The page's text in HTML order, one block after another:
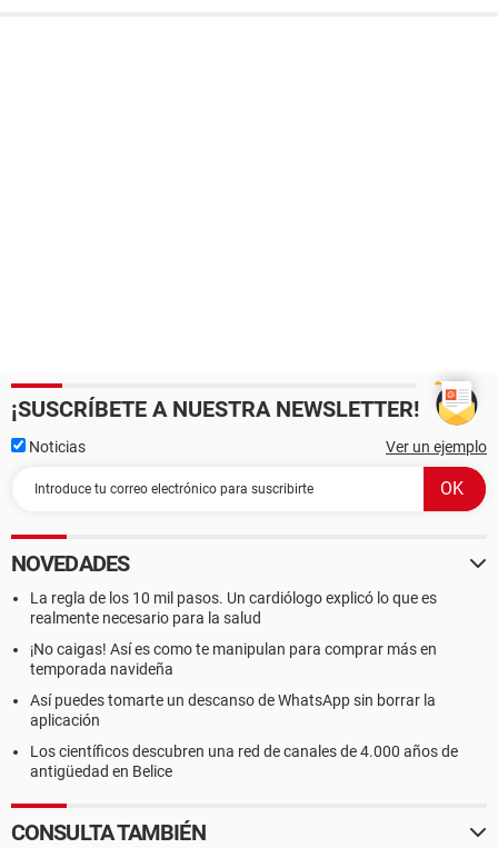
¡SUSCRÍBETE A NUESTRA NEWSLETTER!
Noticias Ver un ejemplo
NOVEDADES
La regla de los 10 mil pasos. Un cardiólogo explicó lo que es
realmente necesario para la salud
¡No caigas! Así es como te manipulan para comprar más en
temporada navideña
Así puedes tomarte un descanso de WhatsApp sin borrar la
aplicación
Los científicos descubren una red de canales de 4.000 años de
antigüedad en Belice
CONSULTA TAMBIÉN